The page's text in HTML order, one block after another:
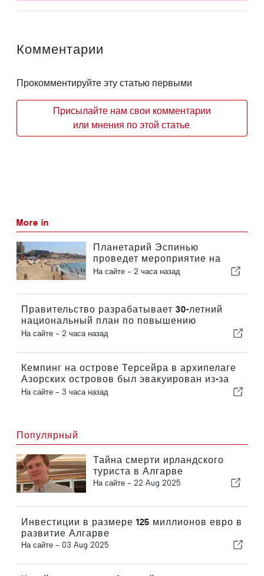
Комментарии
Прокомментируйте эту статью первыми
Присылайте нам свои комментарии
или мнения по этой статье.
More in
Планетарий Эспинью
проведет мероприятие на
пляже Прайя-да-Байя во
Португалии
На сайте - 2 часа назад
Правительство разрабатывает 30-летний
национальный план по повышению
устойчивости Португалии к сильным
На сайте - 2 часа назад
Кемпинг на острове Терсейра в архипелаге
Азорских островов был эвакуирован из-за
шторма
На сайте - 3 часа назад
Популярный
Тайна смерти ирландского
туриста в Алгарве
На сайте - 22 Aug 2025
Инвестиции в размере 125 миллионов евро в
развитие Алгарве
На сайте - 03 Aug 2025